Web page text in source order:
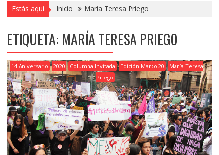
Estás aquí Inicio María Teresa Priego
ETIQUETA: MARÍA TERESA PRIEGO
14 Aniversario 2020 Columna Invitada Edición Marzo'20
María Teresa
Priego